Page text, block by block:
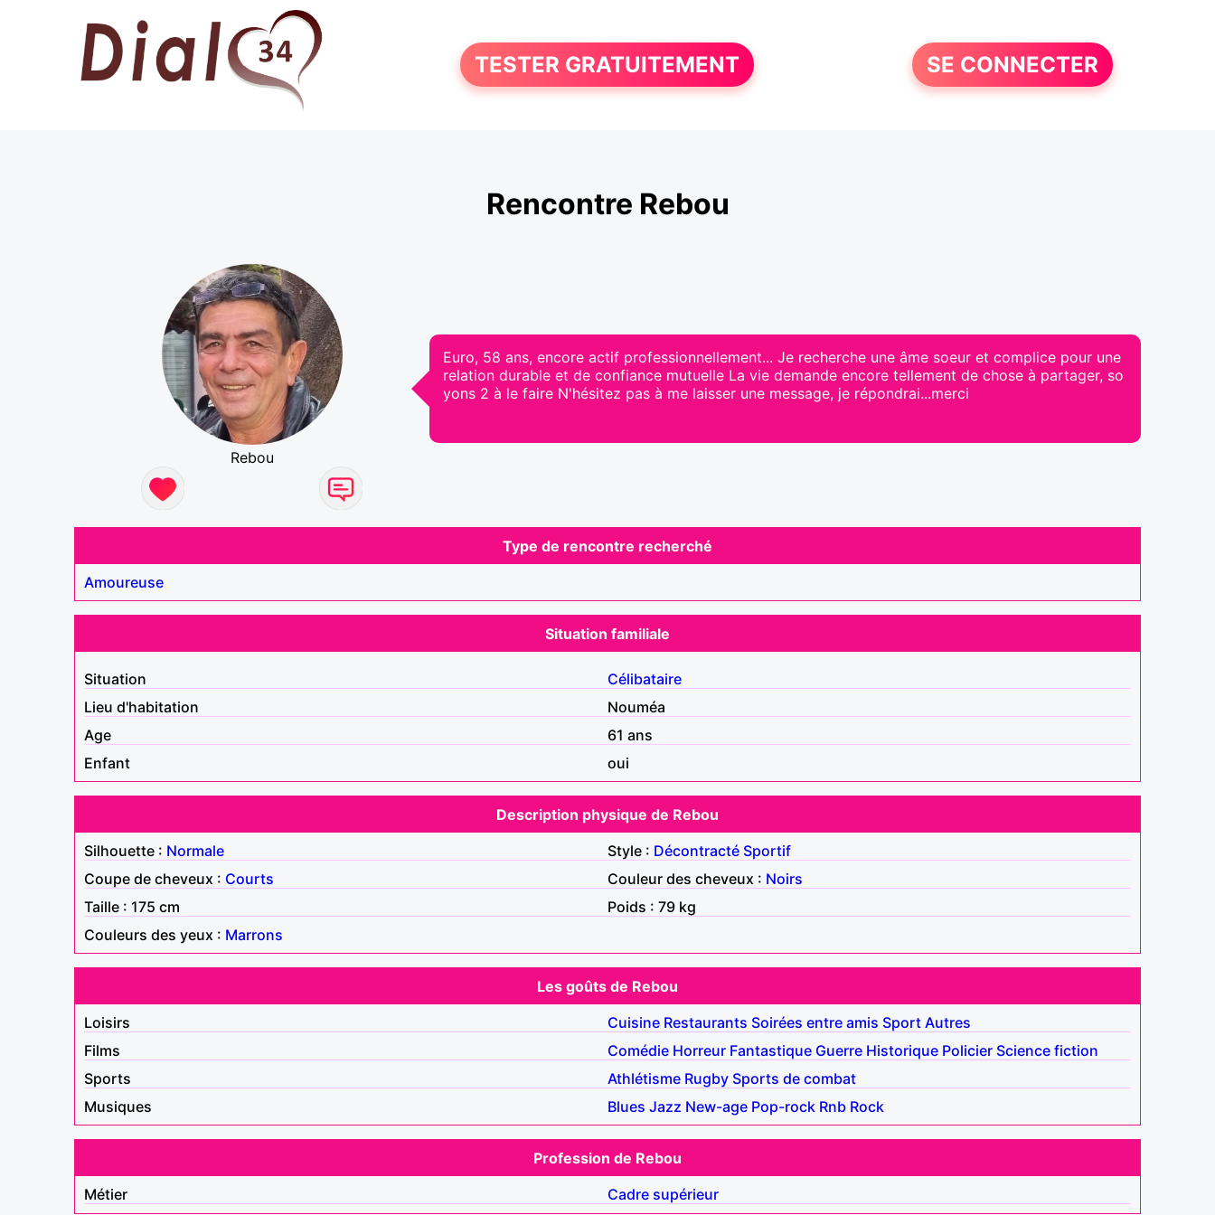
TESTER GRATUITEMENT SE CONNECTER
Rencontre Rebou
Rebou
Euro, 58 ans, encore actif professionnellement... Je recherche une âme soeur et complice pour une
relation durable et de confiance mutuelle La vie demande encore tellement de chose à partager, so
yons 2 à le faire N'hésitez pas à me laisser une message, je répondrai...merci
Type de rencontre recherché
Amoureuse
Situation familiale
Situation
Célibataire
Lieu d'habitation
Nouméa
Age
61 ans
Enfant
oui
Description physique de Rebou
Silhouette : Normale Style : Décontracté Sportif
Coupe de cheveux : Courts Couleur des cheveux : Noirs
Taille : 175 cm
Poids : 79 kg
Couleurs des yeux : Marrons
Les goûts de Rebou
Loisirs
Cuisine Restaurants Soirées entre amis Sport Autres
Films
Comédie Horreur Fantastique Guerre Historique Policier Science fiction
Sports
Athlétisme Rugby Sports de combat
Musiques
Blues Jazz New-age Pop-rock Rnb Rock
Profession de Rebou
Métier
Cadre supérieur